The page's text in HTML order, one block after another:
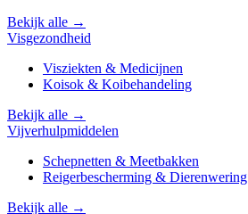
Bekijk alle →
Visgezondheid
Visziekten & Medicijnen
Koisok & Koibehandeling
Bekijk alle →
Vijverhulpmiddelen
Schepnetten & Meetbakken
Reigerbescherming & Dierenwering
Bekijk alle →